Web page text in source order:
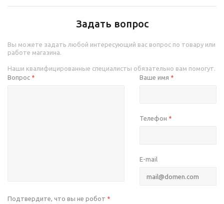
Задать вопрос
Вы можете задать любой интересующий вас вопрос по товару или
работе магазина.
Наши квалифицированные специалисты обязательно вам помогут.
Вопрос * Ваше имя *
Телефон *
E-mail
Подтвердите, что вы не робот *